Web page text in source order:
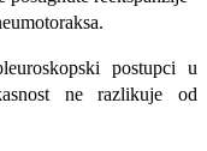
postupci u
ne razlikuje od